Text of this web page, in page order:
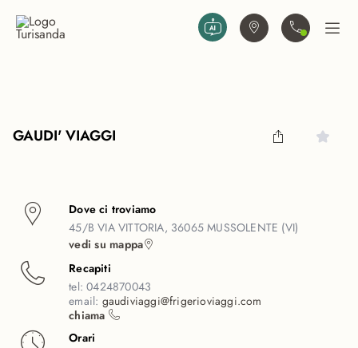
Trova agenziaContattaciApri
GAUDI' VIAGGI
Dove ci troviamo
45/B VIA VITTORIA, 36065 MUSSOLENTE (VI)
vedi su mappa
Recapiti
tel:0424870043
email: gaudiviaggi@frigerioviaggi.com
chiama
Orari